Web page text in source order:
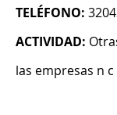
TELÉFONO:
ACTIVIDAD:
las empresas n c